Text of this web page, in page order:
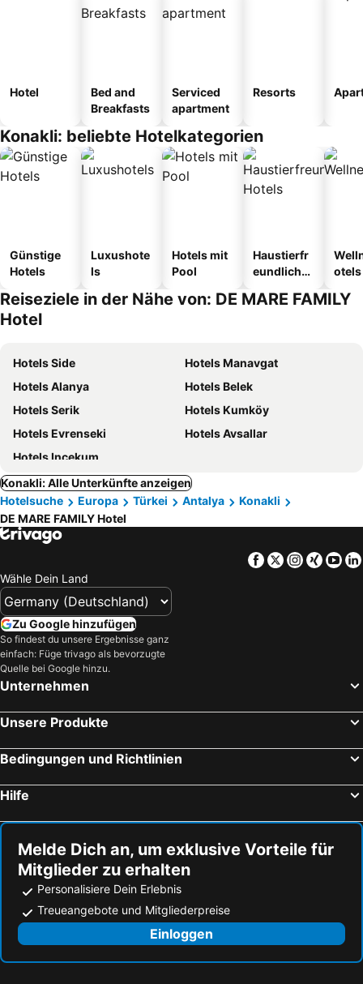
Hotel
Bed and
Breakfasts
Serviced
apartment
Resorts
Konakli: beliebte Hotelkategorien
Günstige
Hotels
Luxushote
ls
Hotels mit
Pool
Haustierfr
eundliche
otels
Reiseziele in der Nähe von: DE MARE FAMILY
Hotel
Hotels Side
Hotels Manavgat
Hotels Alanya
Hotels Belek
Hotels Serik
Hotels Kumköy
Hotels Evrenseki
Hotels Avsallar
Hotels Incekum
Konakli: Alle Unterkünfte anzeigen
Hotelsuche
Europa Türkei Antalya
Konakli
DE MARE FAMILY Hotel
Facebook
TwitterXing
Wähle Dein Land
Zu Google hinzufügen
So findest du unsere Ergebnisse ganz
einfach: Füge trivago als bevorzugte
Quelle bei Google hinzu.
Unternehmen
Unsere Produkte
Bedingungen und Richtlinien
Hilfe
Melde Dich an, um exklusive Vorteile für
Mitglieder zu erhalten
Personalisiere Dein Erlebnis
Treueangebote und Mitgliederpreise
Einloggen